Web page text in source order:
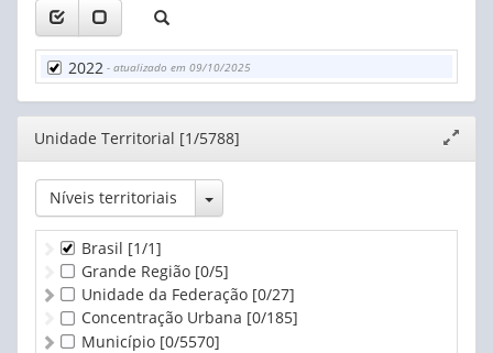
2022 - atualizado em 09/10/2025
Editor
janela
Unidade Territorial [1/5788]
Níveis territoriais Toggle Dropdown
Brasil [1/1]
Grande Região [0/5]
Unidade da Federação [0/27]
Concentração Urbana [0/185]
Município [0/5570]